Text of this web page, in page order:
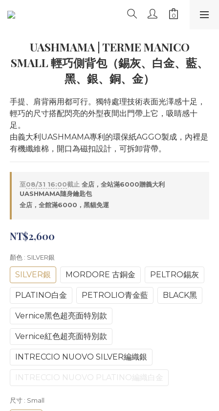
UASHMAMA | TERME MANICO
SMALL 輕巧側背包（錫灰、白金、藍、
黑、銀、銅、金）
手提、肩背兩用都可行。獨特處理技術表面光澤感十足，
輕巧的尺寸搭配閃亮的外型夜間出門帶上它，吸睛感十
足。
由義大利UASHMAMA專利的環保紙AGGO製成，內裡是
有機纖維棉，開口為磁扣設計，可拆卸背帶。
至08/31 16:00截止 全店，全站滿6000贈義大利
UASHMAMA隨身鑰匙包
全店，全館滿6000，黑貓免運
NT$2,600
顏色 : SILVER銀
SILVER銀 MORDORE 古銅金 PELTRO錫灰
PLATINO白金 PETROLIO青金藍 BLACK黑
Vernice黑色超亮面特別款
Vernice紅色超亮面特別款
INTRECCIO NUOVO SILVER編織銀
INTRECCIO NUOVO PLATINO編織白金
尺寸 : Small